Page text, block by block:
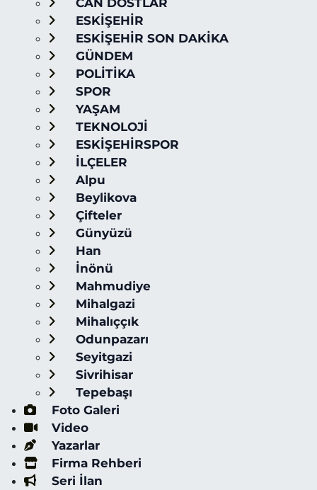
CAN DOSTLAR
ESKİŞEHİR
ESKİŞEHİR SON DAKİKA
GÜNDEM
POLİTİKA
SPOR
YAŞAM
TEKNOLOJİ
ESKİŞEHİRSPOR
İLÇELER
Alpu
Beylikova
Çifteler
Günyüzü
Han
İnönü
Mahmudiye
Mihalgazi
Mihalıççık
Odunpazarı
Seyitgazi
Sivrihisar
Tepebaşı
Foto Galeri
Video
Yazarlar
Firma Rehberi
Seri İlan